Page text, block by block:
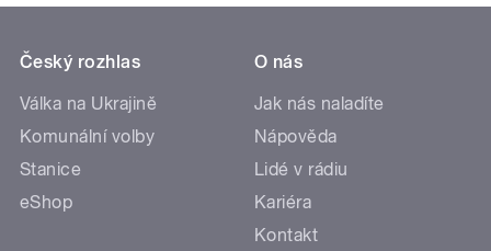
Český rozhlas
Válka na Ukrajině
Komunální volby
Stanice
eShop
O nás
Jak nás naladíte
Nápověda
Lidé v rádiu
Kariéra
Kontakt